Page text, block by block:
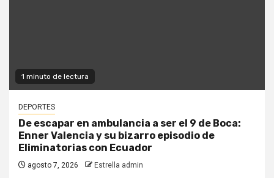
1 minuto de lectura
DEPORTES
De escapar en ambulancia a ser el 9 de Boca:
Enner Valencia y su bizarro episodio de
Eliminatorias con Ecuador
agosto 7, 2026 Estrella admin